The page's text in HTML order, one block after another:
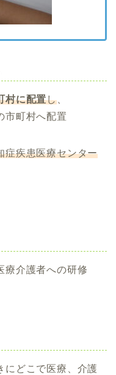
村に配置し
市町村へ配置
症疾患医療センター
療介護者への研修
にどこで医療、介護